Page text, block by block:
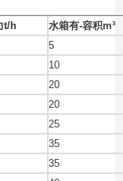
t/h
水箱有-容积m³
5
10
20
20
25
35
35